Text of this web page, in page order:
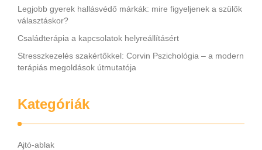
Legjobb gyerek hallásvédő márkák: mire figyeljenek a szülők
választáskor?
Családterápia a kapcsolatok helyreállításért
Stresszkezelés szakértőkkel: Corvin Pszichológia – a modern
terápiás megoldások útmutatója
Kategóriák
Ajtó-ablak